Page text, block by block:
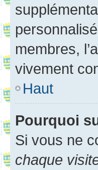
membres,
vivement
Haut
Pourquoi
Si vous ne
chaque